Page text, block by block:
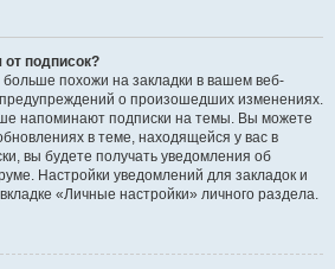
подписок?
похожи на закладки в вашем веб-
о произошедших изменениях.
напоминают подписки на темы. Вы можете
в теме, находящейся у вас в
вы будете получать уведомления об
Настройки уведомлений для закладок и
«Личные настройки» личного раздела.